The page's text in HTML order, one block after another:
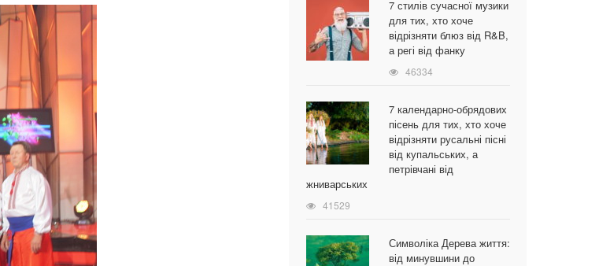
7 стилів сучасної музики
для тих, хто хоче
відрізняти блюз від R&B,
а регі від фанку
46334
7 календарно-обрядових
пісень для тих, хто хоче
відрізняти русальні пісні
від купальських, а
петрівчані від
жниварських
41529
Символіка Дерева життя:
від минувшини до